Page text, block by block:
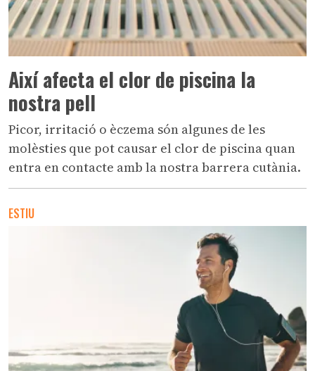
Així afecta el clor de piscina la
nostra pell
Picor, irritació o èczema són algunes de les
molèsties que pot causar el clor de piscina quan
entra en contacte amb la nostra barrera cutània.
ESTIU